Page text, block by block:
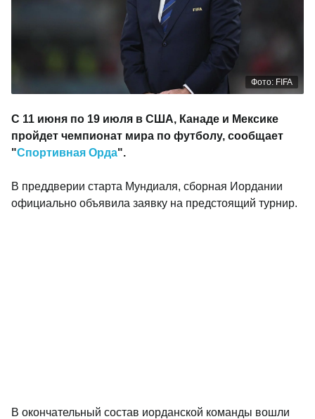
Фото: FIFA
С 11 июня по 19 июля в США, Канаде и Мексике
пройдет чемпионат мира по футболу, сообщает
"Спортивная Орда".
В преддверии старта Мундиаля, сборная Иордании
официально объявила заявку на предстоящий турнир.
В окончательный состав иорданской команды вошли